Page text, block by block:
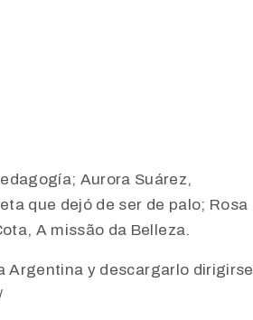
Aurora Suárez,
que dejó de ser de palo; Rosa
A missão da Belleza.
Argentina y descargarlo dirigirse